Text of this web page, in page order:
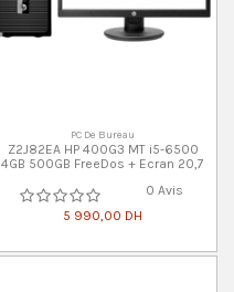
PC De Bureau
Z2J82EA HP 400G3 MT i5-6500
4GB 500GB FreeDos + Ecran 20,7
0 Avis
5 990,00 DH